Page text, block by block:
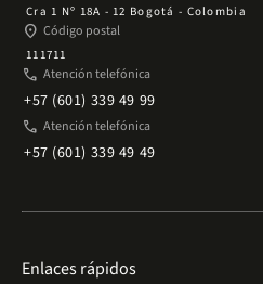
Cra 1 Nº 18A - 12 Bogotá - Colombia
place Código postal
111711
phone Atención telefónica
+57 (601) 339 49 99
phone Atención telefónica
+57 (601) 339 49 49
Enlaces rápidos